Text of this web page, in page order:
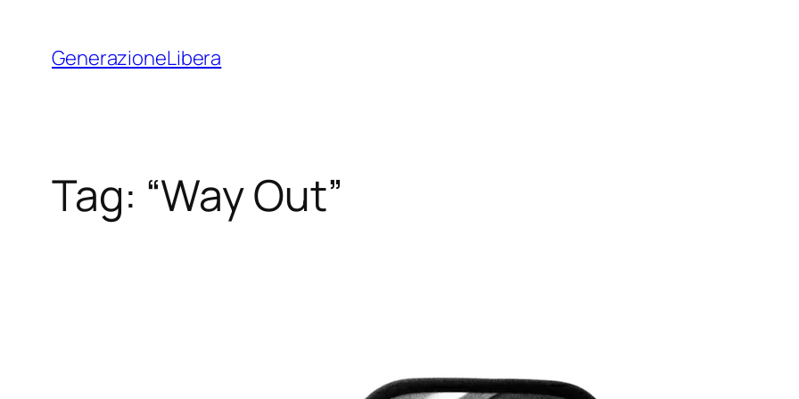
contenuto
GenerazioneLibera
Tag: “Way Out”